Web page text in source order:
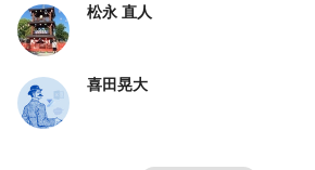
松永 直人
喜田晃大